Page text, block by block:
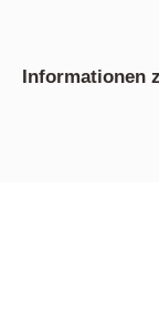
Informationen